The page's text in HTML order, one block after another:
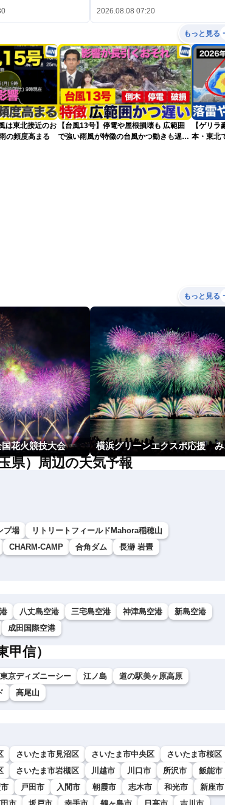
2026.08.08 07:20
もっと見る
は東北接近のお
の頻度高まる
【台風13号】停電や屋根損壊も 広範囲
で強い雨風が特徴の台風かつ動きも遅く
【ゲリ
本・東北
もっと見る
花火競技大会 横浜グリ
県）周辺の天気予報
プ場
リトリートフィールドMahora稲穂山
CHARM-CAMP 合角ダム
長瀞 岩畳
八丈島空港 三宅島空港 神津島空港
新島空港
成田国際空港
信）
東京ディズニーシー 江ノ島
道の駅美ヶ原高原
高尾山
さいたま市見沼区 さいたま市中央区
さいたま市桜区
さいたま市岩槻区 川越市 川口市 所沢市
飯能市
戸田市 入間市 朝霞市 志木市 和光市
新座市